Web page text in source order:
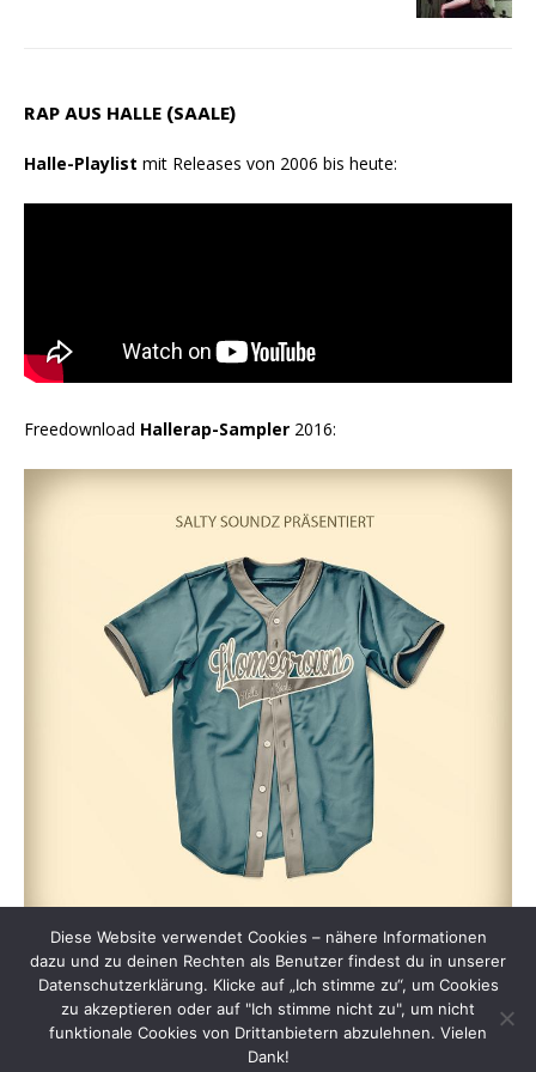
RAP AUS HALLE (SAALE)
Halle-Playlist mit Releases von 2006 bis heute:
Freedownload Hallerap-Sampler 2016:
Diese Website verwendet Cookies – nähere Informationen
dazu und zu deinen Rechten als Benutzer findest du in unserer
Datenschutzerklärung. Klicke auf „Ich stimme zu“, um Cookies
zu akzeptieren oder auf "Ich stimme nicht zu", um nicht
funktionale Cookies von Drittanbietern abzulehnen. Vielen
Dank!